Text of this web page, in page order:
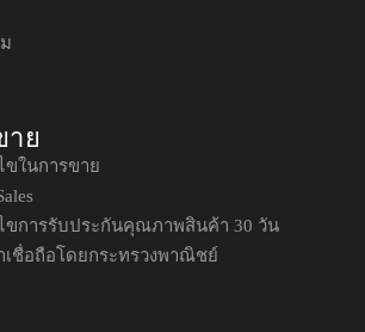
าย
ขในการขาย
ขการรับประกันคุณภาพสินค้า 30 วัน
เชื่อถือโดยกระทรวงพาณิชย์